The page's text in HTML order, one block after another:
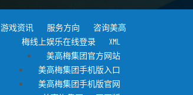
游戏资讯 服务方向
咨询美高
梅线上娱乐在线登录
XML
美高梅集团官方网站
美高梅集团手机版入口
美高梅集团手机版官网